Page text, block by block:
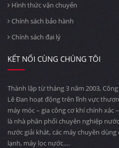
Hình thức vận chuyển
Chính sách bảo hành
Chính sách đại lý
KẾT NỐI CÙNG CHÚNG TÔI
Thành lập từ tháng 3 năm 2003,
Lê Đan hoạt động trên lĩnh vực
máy móc – gia công cơ khí chính xác
là nhà phân phối chuyên nghiệp
nước giải khát, các máy chuyên
lạnh, máy lọc nước….